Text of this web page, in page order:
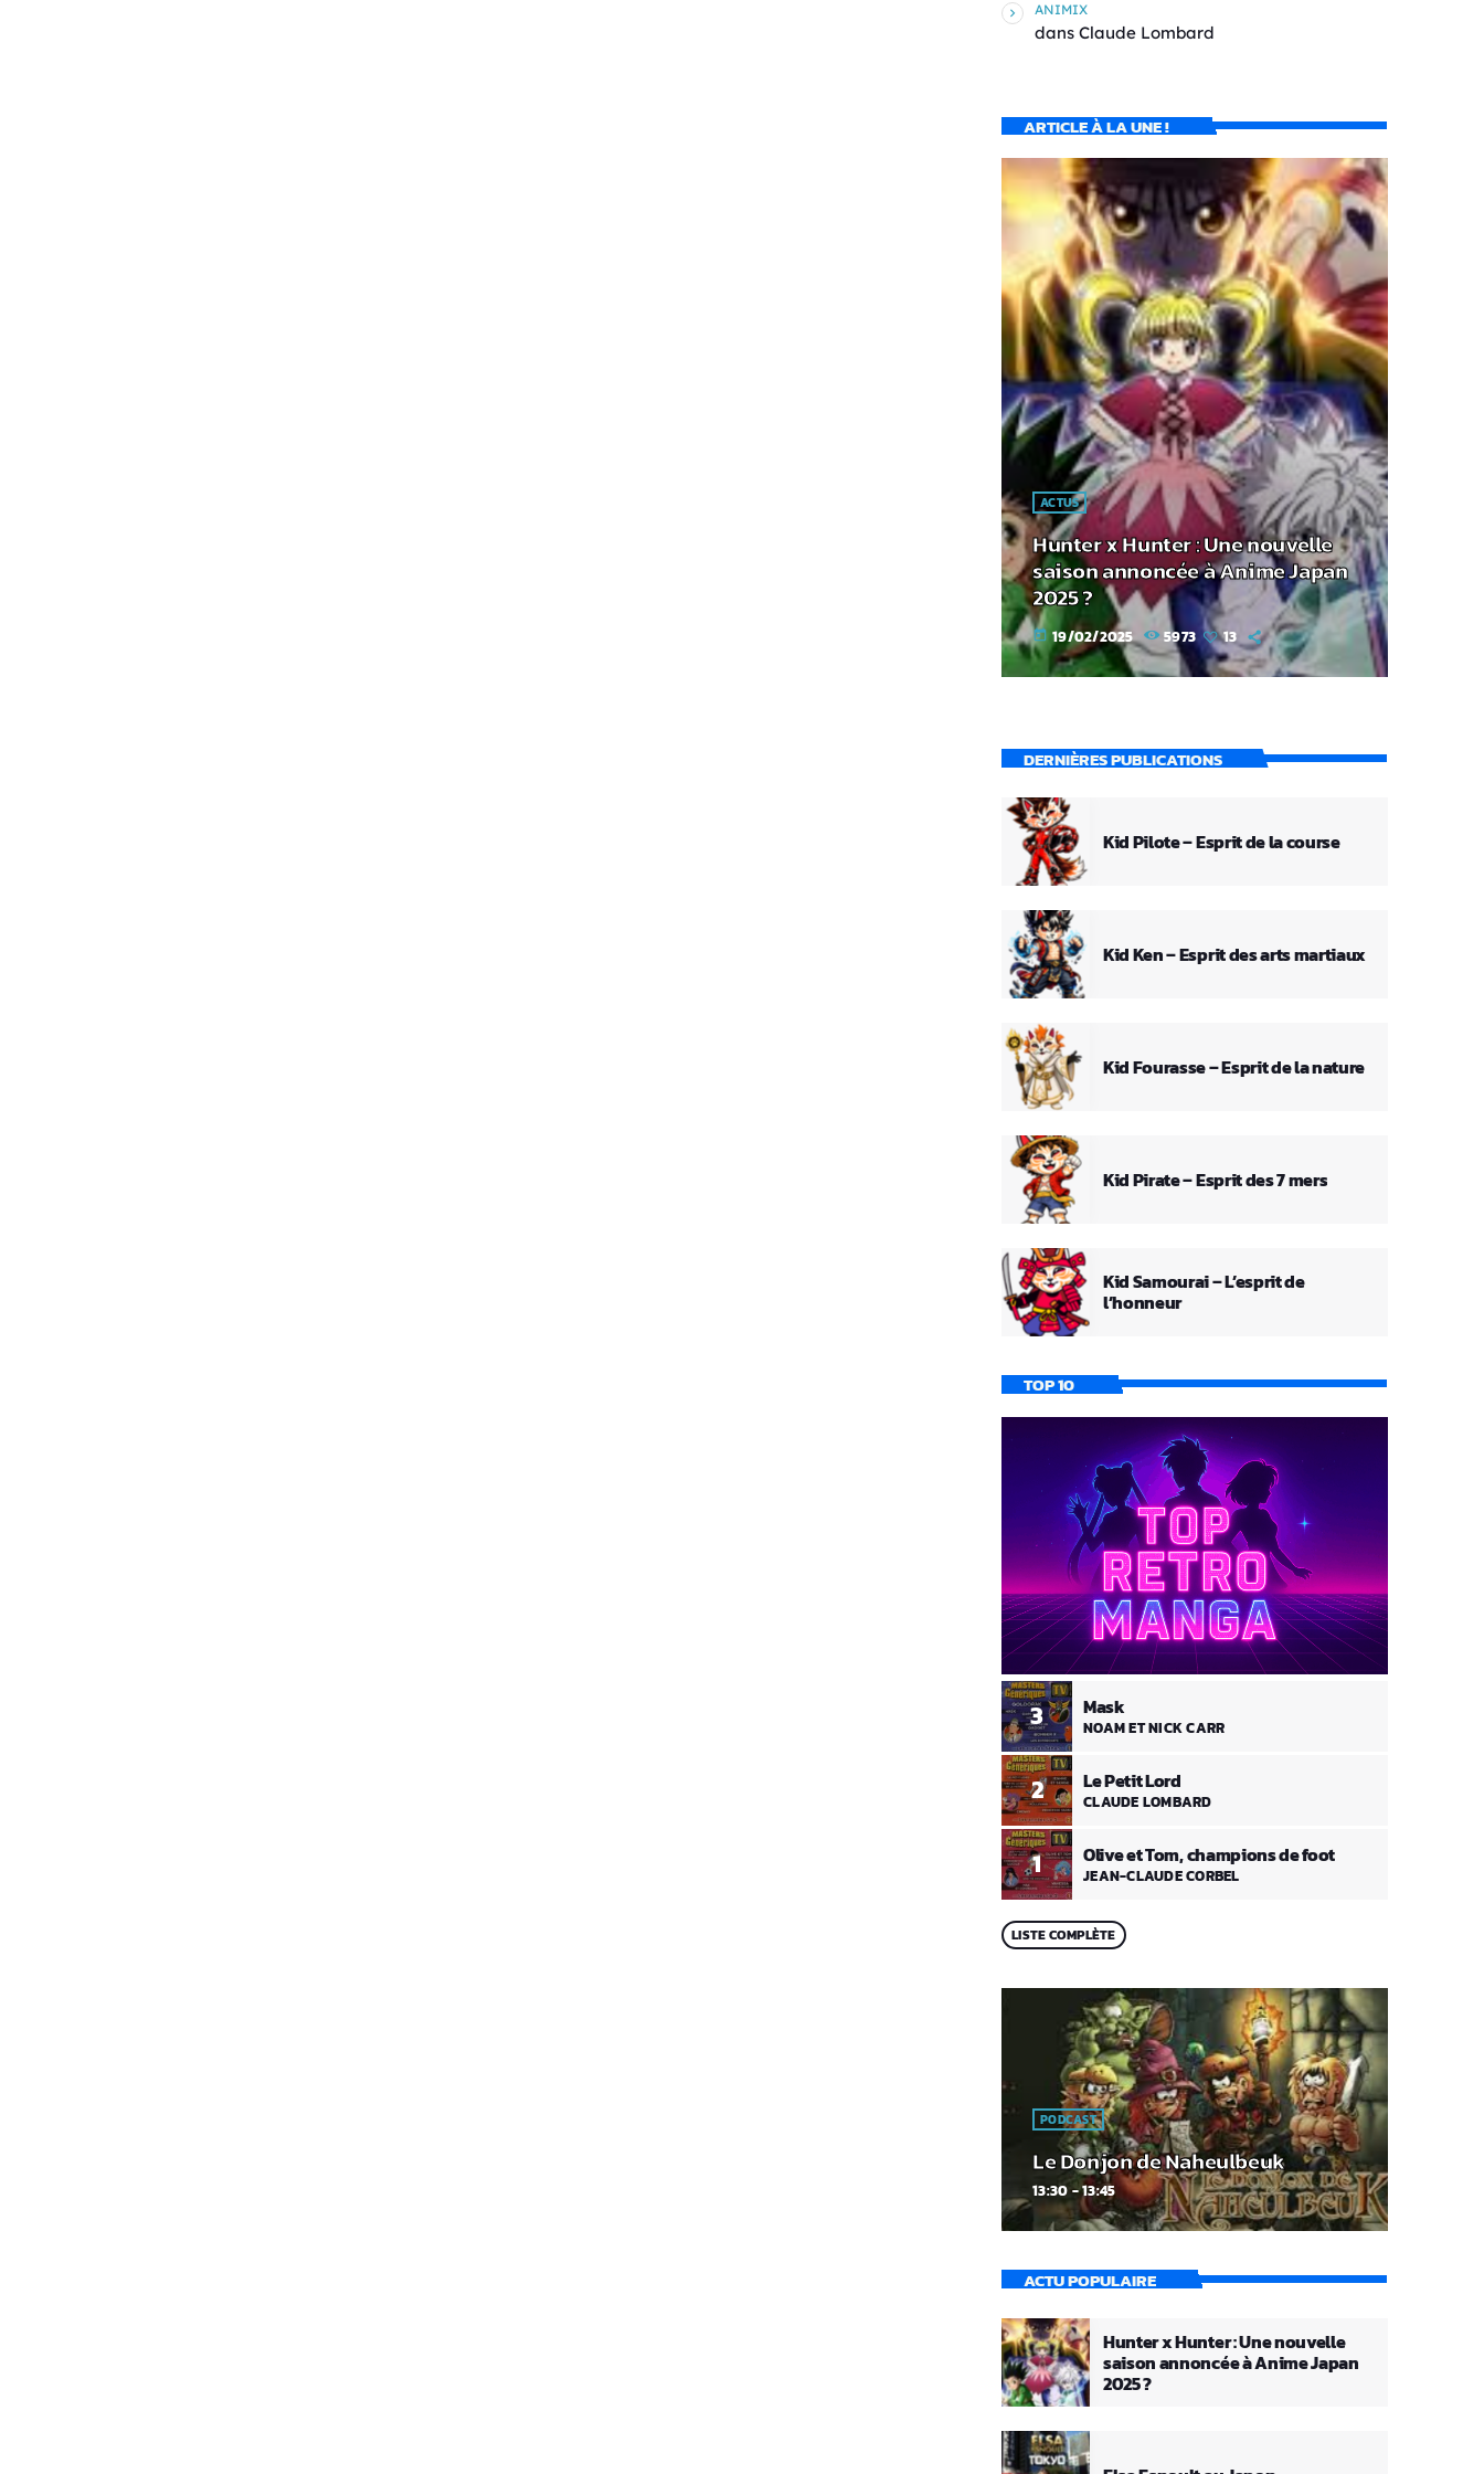
ANIMIX
dans Claude Lombard
ARTICLE À LA UNE !
ACTUS
Hunter x Hunter : Une nouvelle
saison annoncée à Anime Japan
2025 ?
today 19/02/2025 5973 13
DERNIÈRES PUBLICATIONS
Kid Pilote – Esprit de la course
Kid Ken – Esprit des arts martiaux
Kid Fourasse – Esprit de la nature
Kid Pirate – Esprit des 7 mers
Kid Samourai – L’esprit de
l’honneur
TOP 10
1 Olive et Tom, champions de foot
JEAN-CLAUDE CORBEL
2 Le Petit Lord
CLAUDE LOMBARD
3 Mask
NOAM ET NICK CARR
LISTE COMPLÈTE
PODCAST
Le Donjon de Naheulbeuk
13:30 - 13:45
ACTU POPULAIRE
Hunter x Hunter : Une nouvelle
saison annoncée à Anime Japan
2025 ?